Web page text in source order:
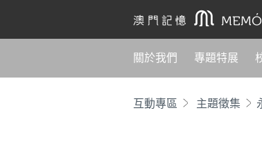
關於我們 專題特展
互動專區 主題徵集